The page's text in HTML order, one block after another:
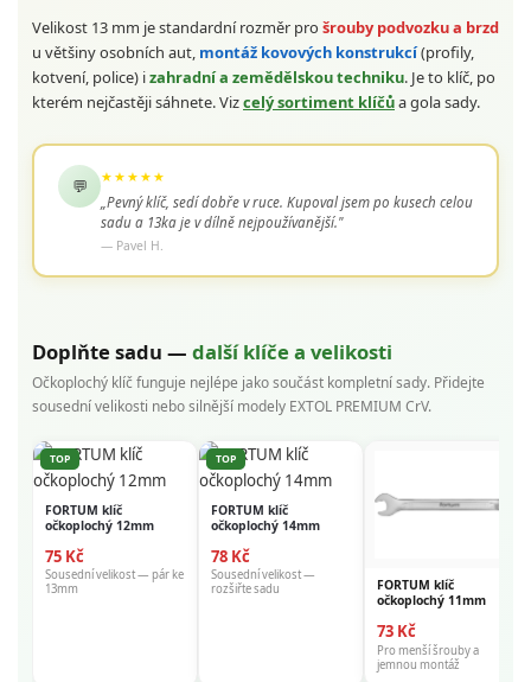
Velikost 13 mm je standardní rozměr pro šrouby podvozku a brzd
u většiny osobních aut, montáž kovových konstrukcí(profily,
kotvení, police) izahradní a zemědělskou techniku. Je to klíč, po
kterém nejčastěji sáhnete. Vizcelý sortiment klíčůa gola sady.
💬
★★★★★
„Pevný klíč, sedí dobře v ruce. Kupoval jsem po kusech celou
sadu a 13ka je v dílně nejpoužívanější."
— Pavel H.
Doplňte sadu — další klíče a velikosti
Očkoplochý klíč funguje nejlépe jako součást kompletní sady. Přidejte
sousední velikosti nebo silnější modely EXTOL PREMIUM CrV.
TOP
FORTUM klíč
očkoplochý 12mm
75 Kč
Sousední velikost — pár ke
13mm
TOP
FORTUM klíč
očkoplochý 14mm
78 Kč
Sousední velikost —
rozšiřte sadu
FORTUM klíč
očkoplochý 11mm
73 Kč
Pro menší šrouby a
jemnou montáž